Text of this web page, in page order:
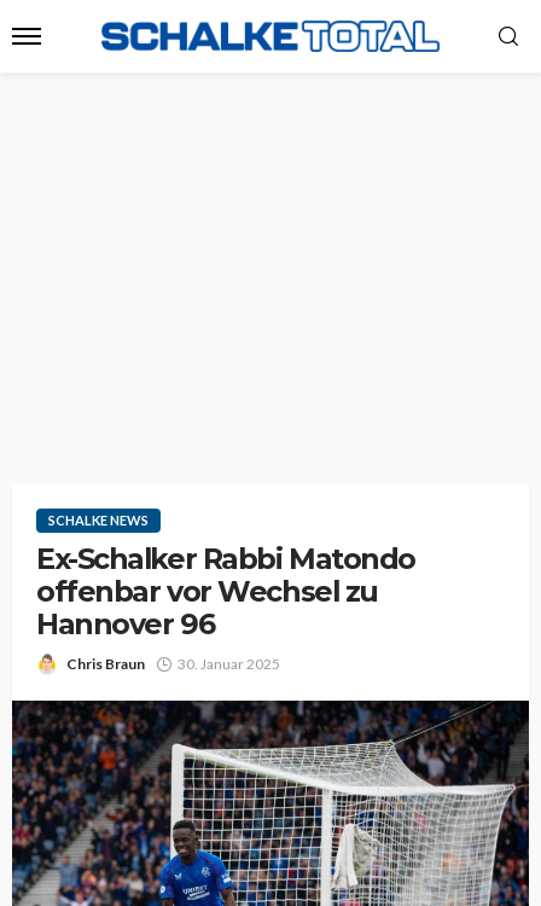
SCHALKE NEWS
Ex-Schalker Rabbi Matondo
offenbar vor Wechsel zu
Hannover 96
Chris Braun 30. Januar 2025